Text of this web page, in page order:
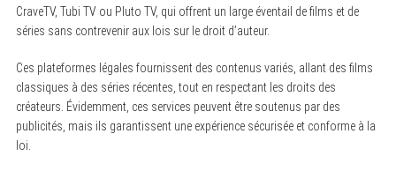
CraveTV, Tubi TV ou Pluto TV, qui offrent un large éventail de films et de
séries sans contrevenir aux lois sur le droit d’auteur.
Ces plateformes légales fournissent des contenus variés, allant des films
classiques à des séries récentes, tout en respectant les droits des
créateurs. Évidemment, ces services peuvent être soutenus par des
publicités, mais ils garantissent une expérience sécurisée et conforme à la
loi.